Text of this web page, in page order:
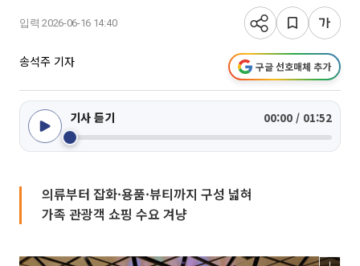
입력 2026-06-16 14:40
송석주 기자 구글 선호매체 추가
기사 듣기 00:00 / 01:52
의류부터 잡화·용품·뷰티까지 구성 넓혀
가족 관광객 쇼핑 수요 겨냥